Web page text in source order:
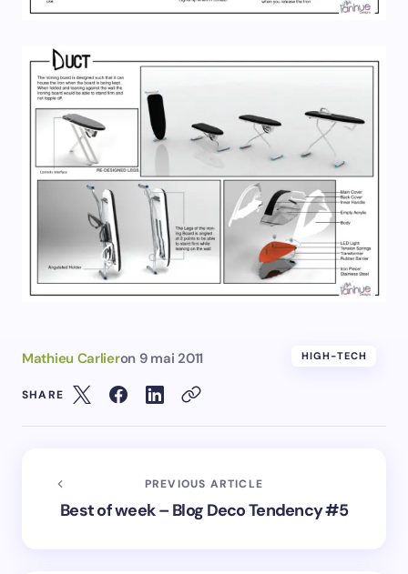
Mathieu Carlieron 9 mai 2011 HIGH-TECH
SHARE
PREVIOUS ARTICLE
Best of week – Blog Deco Tendency #5